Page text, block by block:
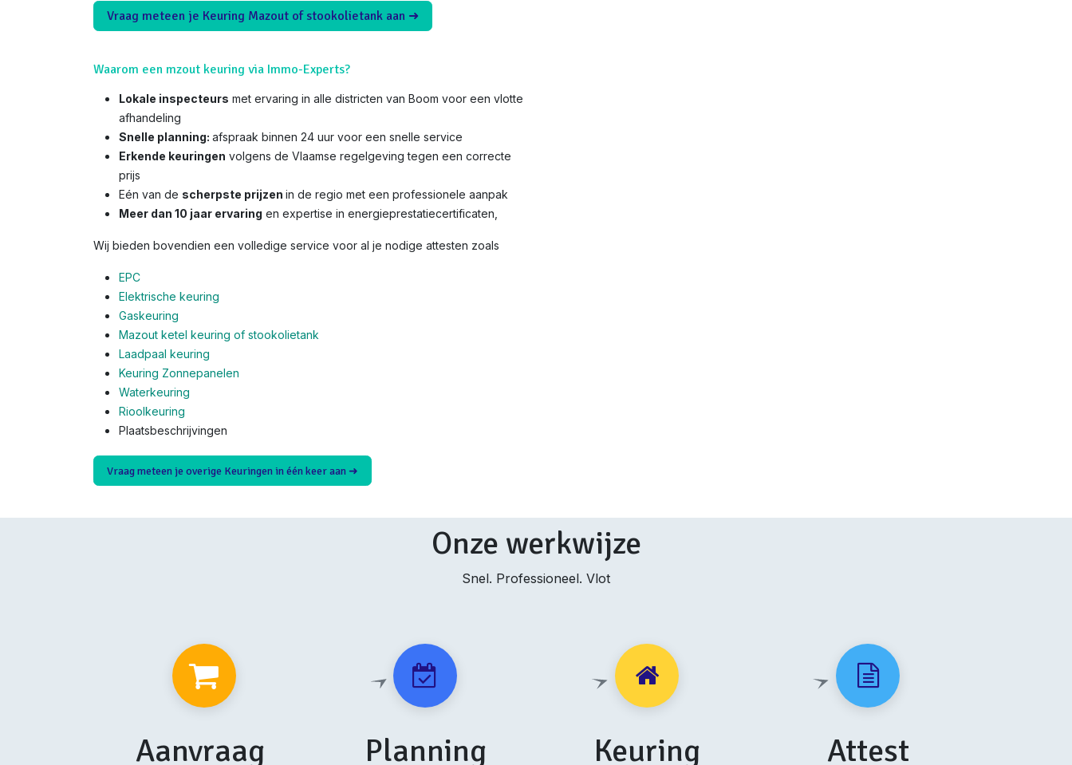
Vraag meteen je Keuring Mazout of stookolietank aan ➜
Waarom een mzout keuring via Immo-Experts?
Lokale inspecteurs met ervaring in alle districten van Boom voor een vlotte
afhandeling
Snelle planning: afspraak binnen 24 uur voor een snelle service
Erkende keuringen volgens de Vlaamse regelgeving tegen een correcte
prijs
Eén van de scherpste prijzen in de regio met een professionele aanpak
Meer dan 10 jaar ervaring en expertise in energieprestatiecertificaten,
Wij bieden bovendien een volledige service voor al je nodige attesten zoals
EPC
Elektrische keuring
Gaskeuring
Mazout ketel keuring of stookolietank
Laadpaal keuring
Keuring Zonnepanelen
Waterkeuring
Rioolkeuring
Plaatsbeschrijvingen
Vraag meteen je overige Keuringen in één keer aan ➜
Onze werkwijze
Snel. Professioneel. Vlot
Aanvraag Planning Keuring Attest